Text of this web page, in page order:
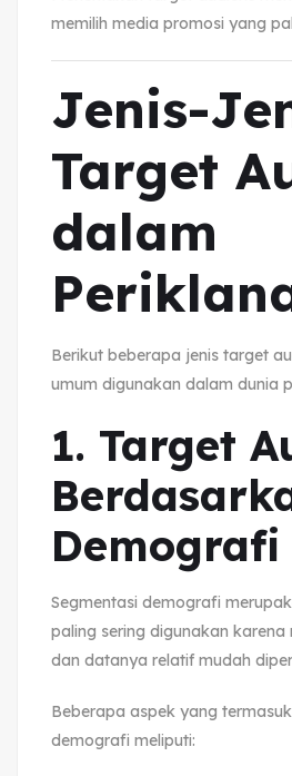
memilih media promosi yang
Jenis-
Target
dalam
Berikut beberapa jenis target
umum digunakan dalam dunia
1. Target
Demografi
Segmentasi demografi
paling sering digunakan
dan datanya relatif mudah
Beberapa aspek yang
demografi meliputi: